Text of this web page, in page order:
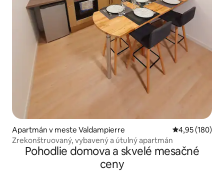
Apartmán v meste Valdampierre Priemerné
4,95 (180)
Zrekonštruovaný, vybavený a útulný apartmán
Pohodlie domova a skvelé mesačné
ceny